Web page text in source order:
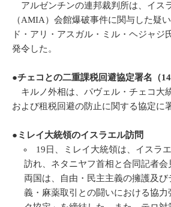
アルゼンチンの連邦裁判所は、イス
（AMIA）会館爆破事件に関与した疑
ド・アリ・アスガル・ミル・ヘジャジ
発令した。
●チェコとの二重課税回避協定署名（14
キルノ外相は、パヴェル・チェコ大
および租税回避の防止に関する協定に
●ミレイ大統領のイスラエル訪問
19日、ミレイ大統領は、イスラ
訪れ、ネタニヤフ首相と合同記者会
両国は、自由・民主主義の擁護及び
義・麻薬取引との闘いにおける協力